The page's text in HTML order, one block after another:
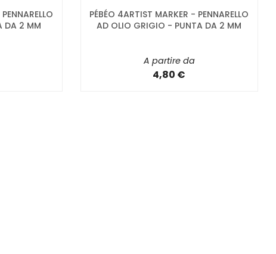
DA 2 MM
PÉBÉO 4ARTIST MARKER - PENNARELLO
AD OLIO GRIGIO - PUNTA DA 2 MM
A partire da
4,80 €